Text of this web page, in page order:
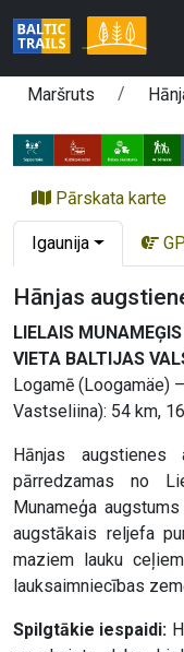
Maršruts
Pārskata karte
Igaunija
Hānjas
LIELAIS
VIETA BALTIJAS
Logamē (Loogamäe)
Vastseliina): 54 km,
Hānjas
pārredzamas no
Munameģa
augstākais reljefa
maziem lauku
lauksaimniecības
Spilgtākie iespaidi: